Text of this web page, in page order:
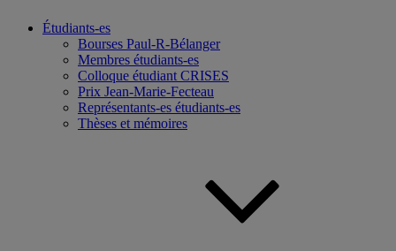
Étudiants-es
Bourses Paul-R-Bélanger
Membres étudiants-es
Colloque étudiant CRISES
Prix Jean-Marie-Fecteau
Représentants-es étudiants-es
Thèses et mémoires